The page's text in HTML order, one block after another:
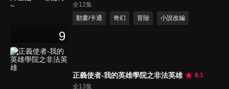
9
SSS的故事~
全12集
動畫/卡通
奇幻 冒險 小說改編
正義使者-我的英雄學院之非法英雄
8.1
全13集